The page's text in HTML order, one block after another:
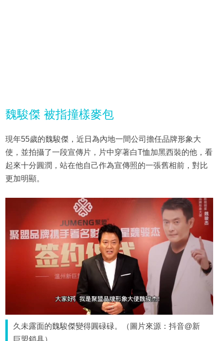
魏駿傑 被指撞樣麥包
現年55歲的魏駿傑，近日為內地一間公司擔任品牌形象大
使，並拍攝了一段宣傳片，片中穿著白T恤加黑西裝的他，看
起來十分圓潤，站在他自己作為宣傳照的一張舊相前，對比
更加明顯。
久未露面的魏駿傑變得圓碌碌。（圖片來源：抖音@新
巨盟鎖具）